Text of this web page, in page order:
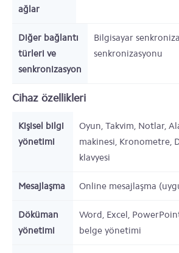
ağlar
Diğer bağlantı
türleri ve
senkronizasyon
Bilgisayar
senkronizasyonu
Cihaz özellikleri
Kişisel bilgi
yönetimi
Oyun, Takvim, Notlar,
makinesi, Kronometre,
klavyesi
Mesajlaşma Online mesajlaşma
Döküman
yönetimi
Word, Excel,
belge yönetimi